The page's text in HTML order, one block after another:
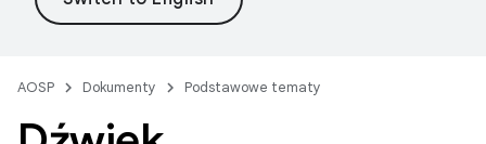
AOSP Dokumenty Podstawowe tematy